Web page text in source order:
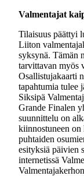
Valmentajat
Tilaisuus päättyi
Liiton
syksynä. Tämän
tarvittavan myös
Osallistujakaarti
tapahtumia tulee
Siksipä
Grande Finalen
suunnittelu on
kiinnostuneen
puhtaiden
esityksiä päivien
internetissä